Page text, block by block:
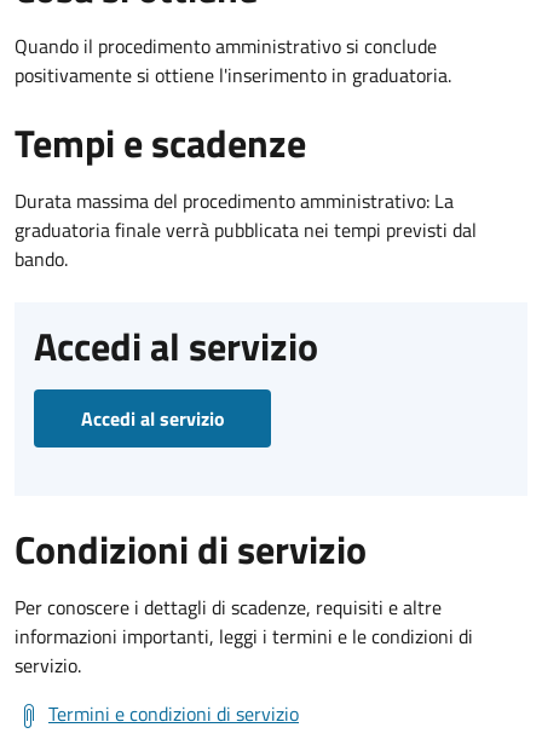
Quando il procedimento amministrativo si conclude
positivamente si ottiene l'inserimento in graduatoria.
Tempi e scadenze
Durata massima del procedimento amministrativo: La
graduatoria finale verrà pubblicata nei tempi previsti dal
bando.
Accedi al servizio
Accedi al servizio
Condizioni di servizio
Per conoscere i dettagli di scadenze, requisiti e altre
informazioni importanti, leggi i termini e le condizioni di
servizio.
Termini e condizioni di servizio